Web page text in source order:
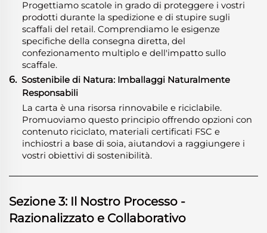
Progettiamo scatole in grado di proteggere i vostri
prodotti durante la spedizione e di stupire sugli
scaffali del retail. Comprendiamo le esigenze
specifiche della consegna diretta, del
confezionamento multiplo e dell'impatto sullo
scaffale.
6. Sostenibile di Natura: Imballaggi Naturalmente
Responsabili
La carta è una risorsa rinnovabile e riciclabile.
Promuoviamo questo principio offrendo opzioni con
contenuto riciclato, materiali certificati FSC e
inchiostri a base di soia, aiutandovi a raggiungere i
vostri obiettivi di sostenibilità.
Sezione 3: Il Nostro Processo -
Razionalizzato e Collaborativo